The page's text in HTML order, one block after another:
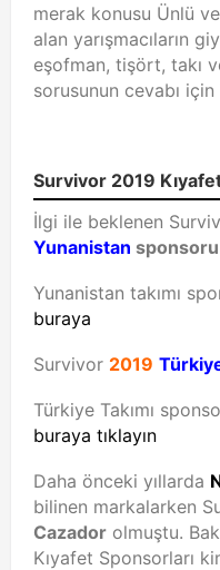
merak konusu Ünlü
alan yarışmacıların
eşofman, tişört, takı
sorusunun cevabı için
Survivor 2019
İlgi ile beklenen
Yunanistan sponsoru
Yunanistan takımı
buraya
Survivor 2019
Türkiye Takımı
buraya tıklayın
Daha önceki yıllarda
bilinen markalarken
Cazador olmuştu.
Kıyafet Sponsorları